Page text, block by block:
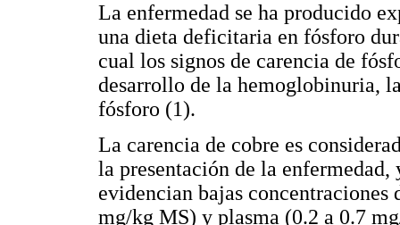
La enfermedad se ha producido
una dieta deficitaria en fósforo
cual los signos de carencia de
desarrollo de la hemoglobinuria,
fósforo (1).
La carencia de cobre es
la presentación de la enfermedad,
evidencian bajas concentraciones
mg/kg MS) y plasma (0.2 a 0.7